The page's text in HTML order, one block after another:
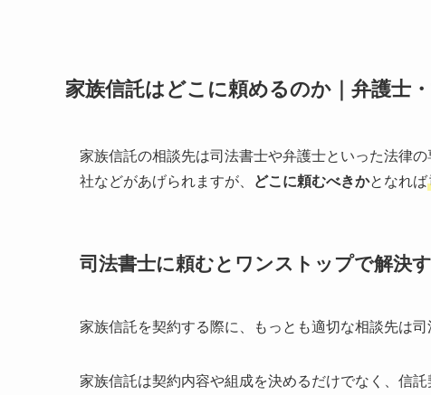
家族信託はどこに頼めるのか｜弁護士
家族信託の相談先は司法書士や弁護士といった法律
社などがあげられますが、
どこに頼むべきかとなれば
司法書士に頼むとワンストップで解決
家族信託を契約する際に、もっとも適切な相談先は司
家族信託は契約内容や組成を決めるだけでなく、信